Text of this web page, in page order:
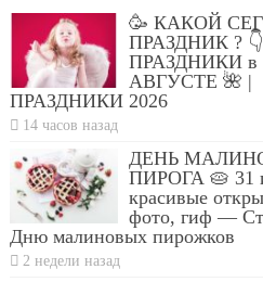
Gynecologist in Columbus:
Bladder Leakage After 50 Comes
Down to 1 Thing (Stop Doing This)
🥳 КАКОЙ
ПРАЗДНИК ?
ПРАЗДНИКИ в
АВГУСТЕ 🌺 |
ПРАЗДНИКИ 2026
14 часов назад
ДЕНЬ
ПИРОГА 🥧 31
красивые
фото, гиф —
Дню малиновых пирожков
2 недели назад